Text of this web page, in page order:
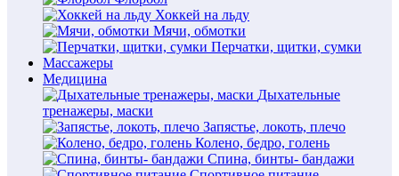
Хоккей на льду
Мячи, обмотки
Перчатки, щитки, сумки
Массажеры
Медицина
Дыхательные
тренажеры, маски
Запястье, локоть, плечо
Колено, бедро, голень
Спина, бинты- бандажи